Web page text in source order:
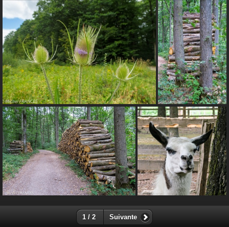
1 / 2 Suivante